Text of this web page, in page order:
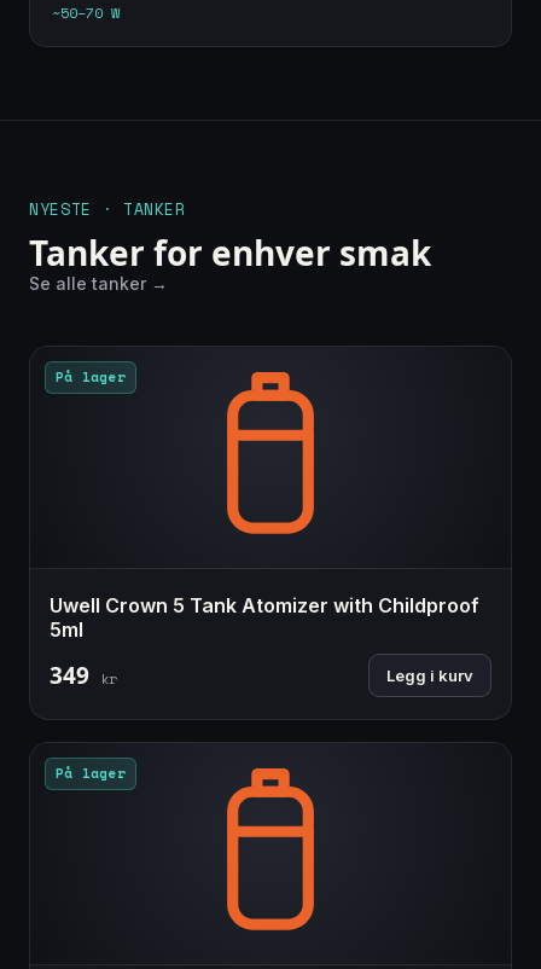
~50–70 W
NYESTE · TANKER
Tanker for enhver smak
Se alle tanker →
På lager
Uwell Crown 5 Tank Atomizer with Childproof
5ml
349 kr Legg i kurv
På lager